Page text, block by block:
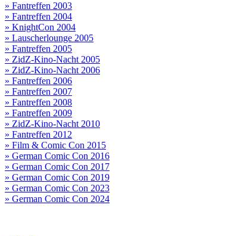
» Fantreffen 2003
» Fantreffen 2004
» KnightCon 2004
» Lauscherlounge 2005
» Fantreffen 2005
» ZidZ-Kino-Nacht 2005
» ZidZ-Kino-Nacht 2006
» Fantreffen 2006
» Fantreffen 2007
» Fantreffen 2008
» Fantreffen 2009
» ZidZ-Kino-Nacht 2010
» Fantreffen 2012
» Film & Comic Con 2015
» German Comic Con 2016
» German Comic Con 2017
» German Comic Con 2019
» German Comic Con 2023
» German Comic Con 2024